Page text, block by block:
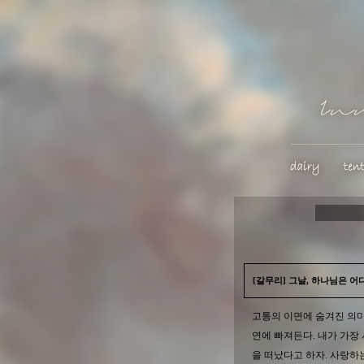
[갈무리] 그날, 하나님은 어
고통의 이면에 숨겨진 의
연에 빠져든다. 내가 가장
을 떠났다고 하자. 사랑하